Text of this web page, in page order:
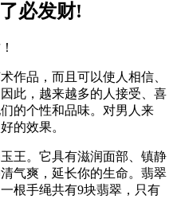
必发财!
作品，而且可以使人相信、
此，越来越多的人接受、喜
的个性和品味。对男人来
的效果。
王。它具有滋润面部、镇静
气爽，延长你的生命。翡翠
根手绳共有9块翡翠，只有